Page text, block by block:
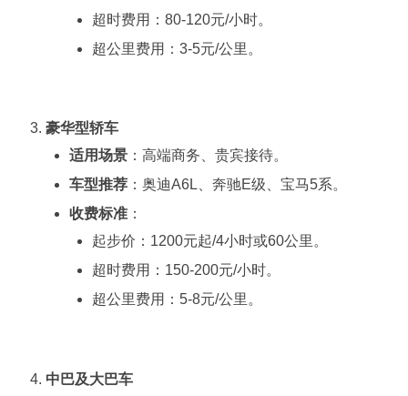
超时费用：80-120元/小时。
超公里费用：3-5元/公里。
豪华型轿车
适用场景：高端商务、贵宾接待。
车型推荐：奥迪A6L、奔驰E级、宝马5系。
收费标准：
起步价：1200元起/4小时或60公里。
超时费用：150-200元/小时。
超公里费用：5-8元/公里。
中巴及大巴车